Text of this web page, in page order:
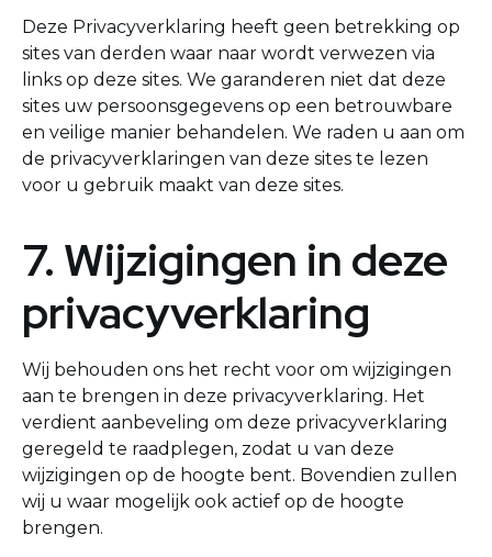
Deze Privacyverklaring heeft geen betrekking op
sites van derden waar naar wordt verwezen via
links op deze sites. We garanderen niet dat deze
sites uw persoonsgegevens op een betrouwbare
en veilige manier behandelen. We raden u aan om
de privacyverklaringen van deze sites te lezen
voor u gebruik maakt van deze sites.
7. Wijzigingen in deze
privacyverklaring
Wij behouden ons het recht voor om wijzigingen
aan te brengen in deze privacyverklaring. Het
verdient aanbeveling om deze privacyverklaring
geregeld te raadplegen, zodat u van deze
wijzigingen op de hoogte bent. Bovendien zullen
wij u waar mogelijk ook actief op de hoogte
brengen.